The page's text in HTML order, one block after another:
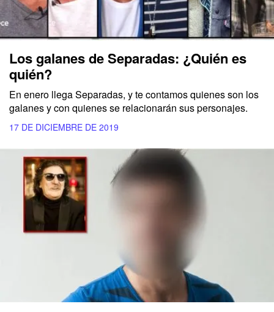
Los galanes de Separadas: ¿Quién es
quién?
En enero llega Separadas, y te contamos quienes son los
galanes y con quienes se relacionarán sus personajes.
17 DE DICIEMBRE DE 2019